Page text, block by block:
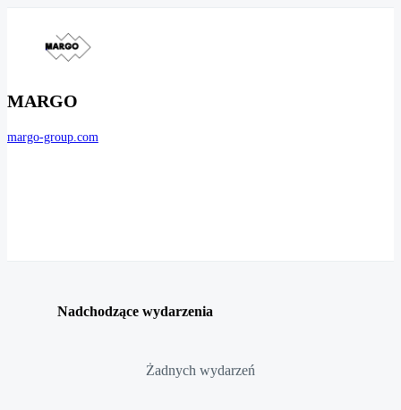
MARGO
margo-group.com
Nadchodzące wydarzenia
Żadnych wydarzeń